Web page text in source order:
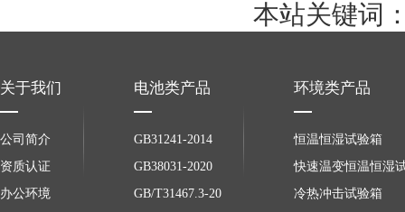
本站关键词
关于我们
公司简介
资质认证
办公环境
电池类产品
GB31241-2014
GB38031-2020
GB/T31467.3-20
环境类产品
恒温恒湿试验箱
快速温变恒温恒湿
冷热冲击试验箱